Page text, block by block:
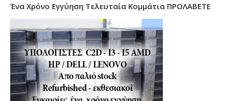
Ένα Χρόνο Εγγύηση Τελευταία Κομμάτια ΠΡΟΛΑΒΕΤΕ